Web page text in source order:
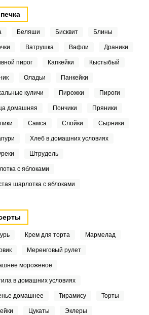
Беляши Бисквит Блины
Ватрушка Вафли Драники
пирог Капкейки Кыстыбый
Оладьи Панкейки
куличи Пирожки Пироги
домашняя Пончики Пряники
Самса Слойки Сырники
Хлеб в домашних условиях
Штрудель
с яблоками
шарлотка с яблоками
Крем для торта Мармелад
Меренговый рулет
мороженое
в домашних условиях
домашнее Тирамису Торты
Цукаты Эклеры
ШАГ
2 ИЗ 6